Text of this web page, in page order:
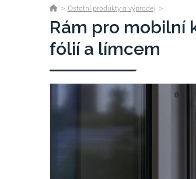
> Ostatní produkty a výprodej >
Rám pro mobilní
fólií a límcem